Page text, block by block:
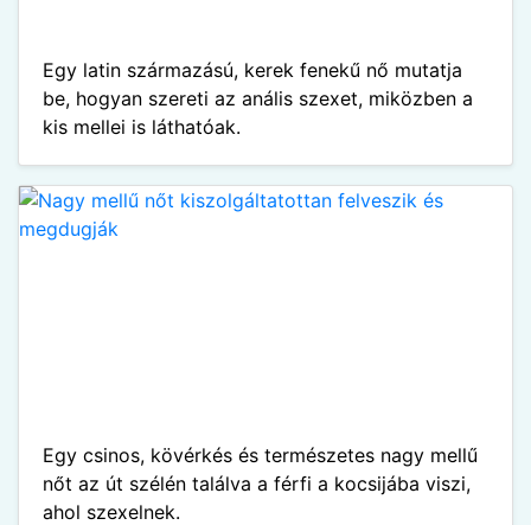
Egy latin származású, kerek fenekű nő mutatja
be, hogyan szereti az anális szexet, miközben a
kis mellei is láthatóak.
Egy csinos, kövérkés és természetes nagy mellű
nőt az út szélén találva a férfi a kocsijába viszi,
ahol szexelnek.